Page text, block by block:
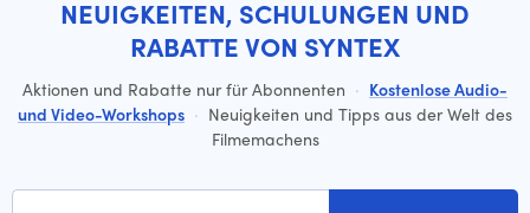
NEUIGKEITEN, SCHULUNGEN UND
RABATTE VON SYNTEX
Aktionen und Rabatte nur für Abonnenten · Kostenlose Audio-
und Video-Workshops · Neuigkeiten und Tipps aus der Welt des
Filmemachens